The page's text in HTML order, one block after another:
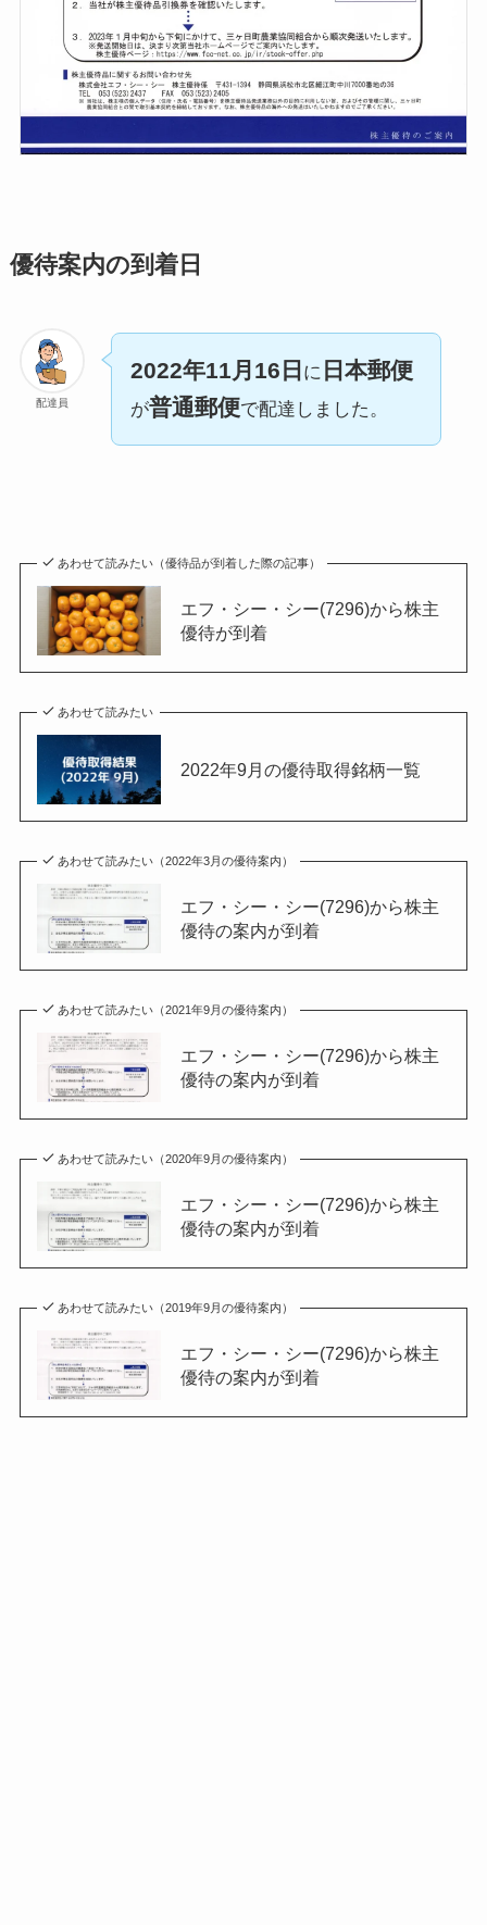
優待案内の到着日
配達員
2022年11月16日 に 日本郵便
が普通郵便で配達しました。
あわせて読みたい（優待品が到着した際の記事）
エフ・シー・シー(7296)から株主
優待が到着
あわせて読みたい
2022年9月の優待取得銘柄一覧
あわせて読みたい（2022年3月の優待案内）
エフ・シー・シー(7296)から株主
優待の案内が到着
あわせて読みたい（2021年9月の優待案内）
エフ・シー・シー(7296)から株主
優待の案内が到着
あわせて読みたい（2020年9月の優待案内）
エフ・シー・シー(7296)から株主
優待の案内が到着
あわせて読みたい（2019年9月の優待案内）
エフ・シー・シー(7296)から株主
優待の案内が到着